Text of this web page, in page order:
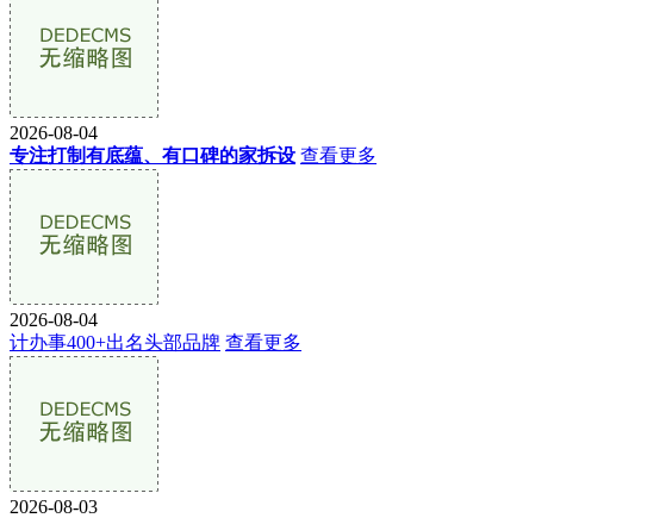
2026-08-04
专注打制有底蕴、有口碑的家拆设 查看更多
2026-08-04
计办事400+出名头部品牌 查看更多
2026-08-03